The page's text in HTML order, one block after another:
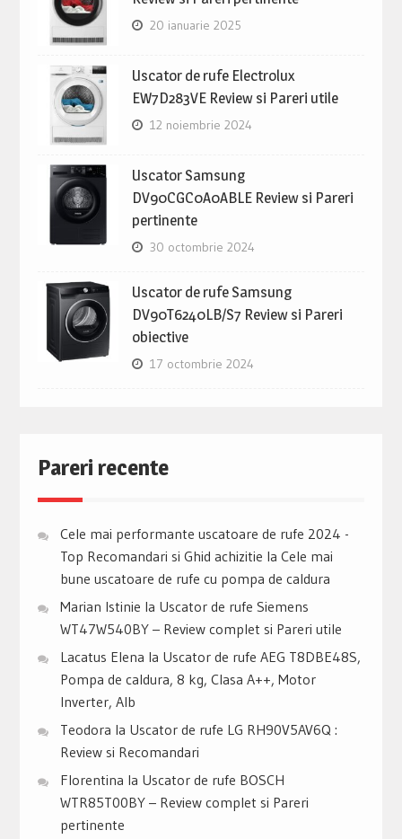
20 ianuarie 2025
Uscator de rufe Electrolux
EW7D283VE Review si Pareri utile
12 noiembrie 2024
Uscator Samsung
DV90CGC0A0ABLE Review si Pareri
pertinente
30 octombrie 2024
Uscator de rufe Samsung
DV90T6240LB/S7 Review si Pareri
obiective
17 octombrie 2024
Pareri recente
Cele mai performante uscatoare de rufe 2024 -
Top Recomandari si Ghid achizitie la Cele mai
bune uscatoare de rufe cu pompa de caldura
Marian Istinie la Uscator de rufe Siemens
WT47W540BY – Review complet si Pareri utile
Lacatus Elena la Uscator de rufe AEG T8DBE48S,
Pompa de caldura, 8 kg, Clasa A++, Motor
Inverter, Alb
Teodora la Uscator de rufe LG RH90V5AV6Q :
Review si Recomandari
Florentina la Uscator de rufe BOSCH
WTR85T00BY – Review complet si Pareri
pertinente